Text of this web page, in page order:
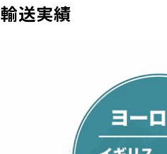
輸送実績